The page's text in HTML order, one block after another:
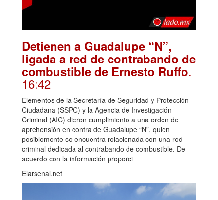
Detienen a Guadalupe “N”,
ligada a red de contrabando de
combustible de Ernesto Ruffo.
16:42
Elementos de la Secretaría de Seguridad y Protección
Ciudadana (SSPC) y la Agencia de Investigación
Criminal (AIC) dieron cumplimiento a una orden de
aprehensión en contra de Guadalupe “N”, quien
posiblemente se encuentra relacionada con una red
criminal dedicada al contrabando de combustible. De
acuerdo con la información proporci
Elarsenal.net